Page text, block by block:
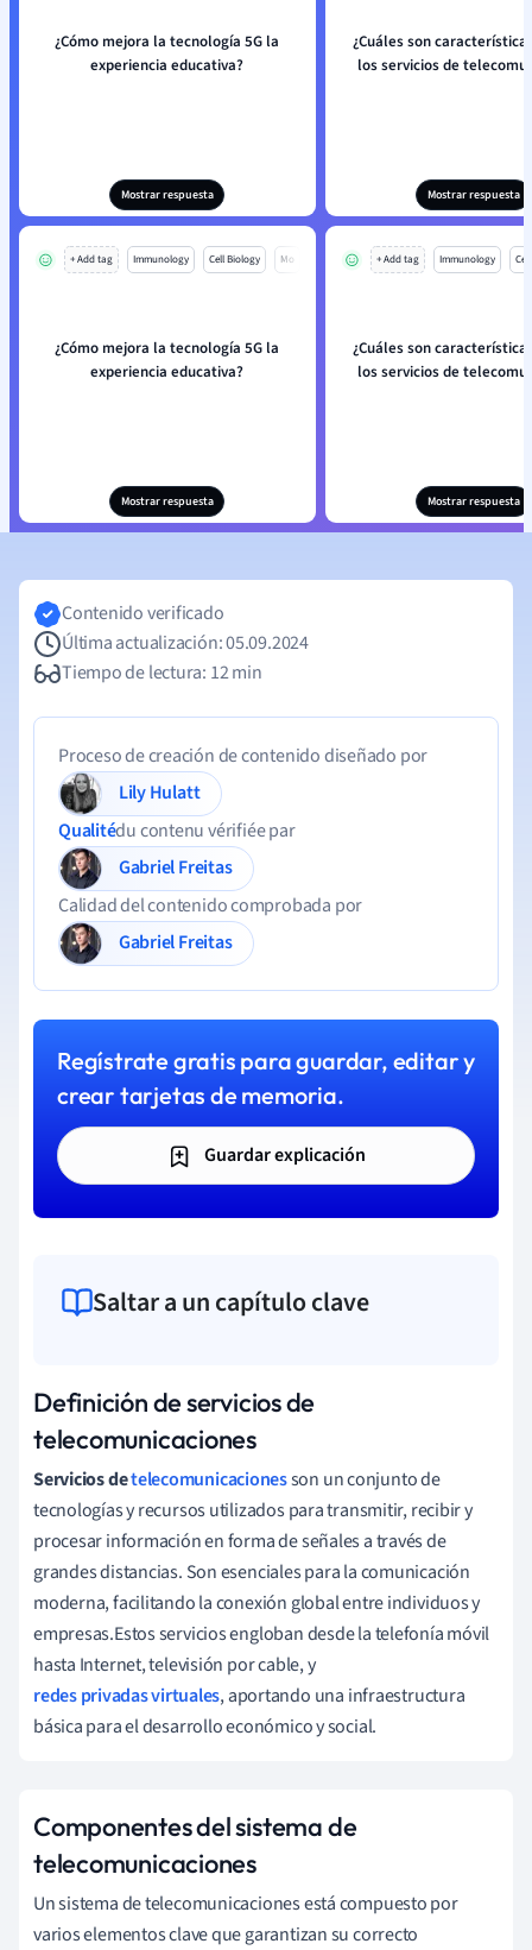
¿Cómo mejora la tecnología 5G la
experiencia educativa?
Mostrar respuesta
¿Cuáles son
los servicios de
Mostrar respuesta
+ Add tag Immunology Cell Biology Mo
¿Cómo mejora la tecnología 5G la
experiencia educativa?
Mostrar respuesta
+ Add tag Immunology
¿Cuáles son
los servicios de
Mostrar respuesta
Contenido verificado
Última actualización: 05.09.2024
Tiempo de lectura: 12 min
Proceso de creación de contenido diseñado por
Lily Hulatt
Qualitédu contenu vérifiée par
Gabriel Freitas
Calidad del contenido comprobada por
Gabriel Freitas
Regístrate gratis para guardar, editar y
crear tarjetas de memoria.
Guardar explicación
Saltar a un capítulo clave
Definición de servicios de
telecomunicaciones
Servicios detelecomunicacionesson un conjunto de
tecnologías y recursos utilizados para transmitir, recibir y
procesar información en forma de señales a través de
grandes distancias. Son esenciales para la comunicación
moderna, facilitando la conexión global entre individuos y
empresas.Estos servicios engloban desde la telefonía móvil
hasta Internet, televisión por cable, y
redes privadas virtuales, aportando una infraestructura
básica para el desarrollo económico y social.
Componentes del sistema de
telecomunicaciones
Un sistema de telecomunicaciones está compuesto por
varios elementos clave que garantizan su correcto